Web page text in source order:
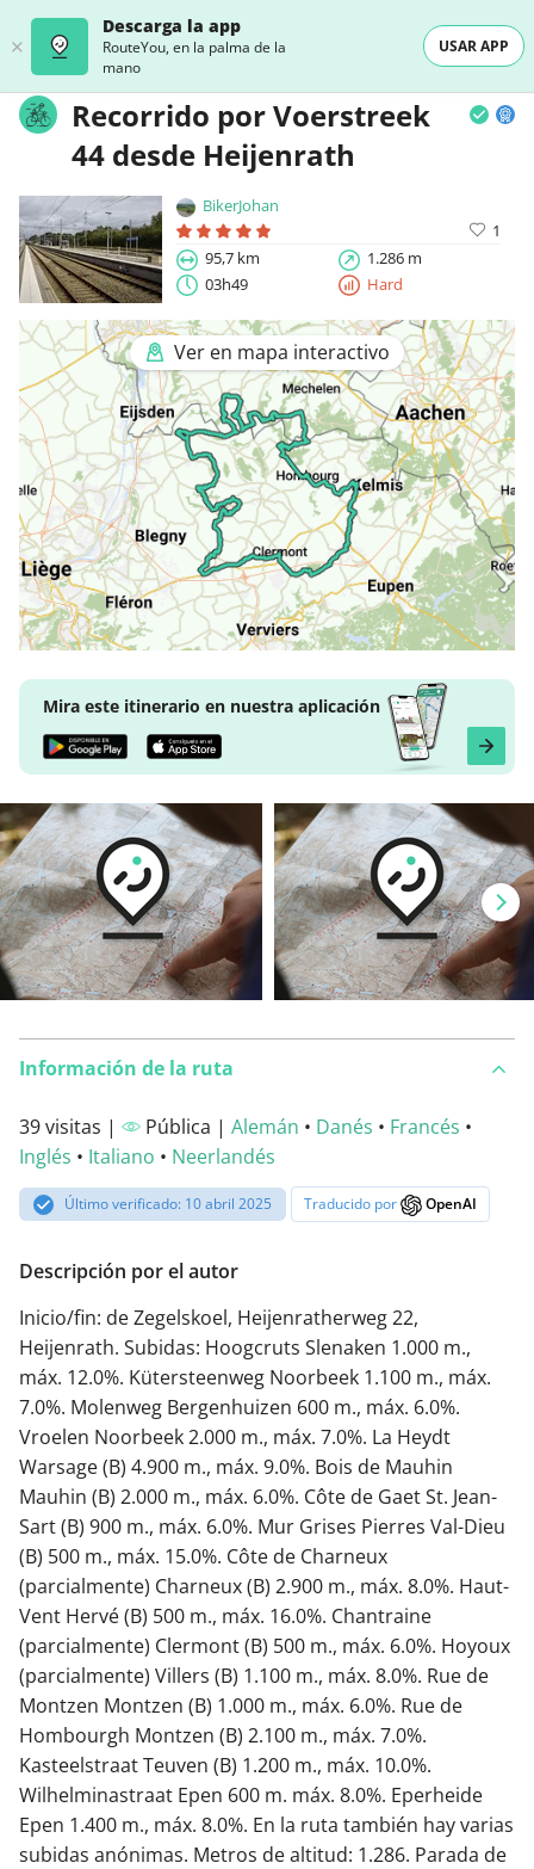
Descarga la app
RouteYou, en la palma de la
mano
USAR APP
Recorrido por Voerstreek
44 desde Heijenrath
BikerJohan
1
95,7 km
1.286 m
03h49
Hard
Ver en mapa interactivo
Mira este itinerario en nuestra aplicación
Información de la ruta
39 visitas | Pública | Alemán • Danés • Francés •
Inglés • Italiano • Neerlandés
Último verificado: 10 abril 2025 Traducido por OpenAI
Descripción por el autor
Inicio/fin: de Zegelskoel, Heijenratherweg 22,
Heijenrath. Subidas: Hoogcruts Slenaken 1.000 m.,
máx. 12.0%. Kütersteenweg Noorbeek 1.100 m., máx.
7.0%. Molenweg Bergenhuizen 600 m., máx. 6.0%.
Vroelen Noorbeek 2.000 m., máx. 7.0%. La Heydt
Warsage (B) 4.900 m., máx. 9.0%. Bois de Mauhin
Mauhin (B) 2.000 m., máx. 6.0%. Côte de Gaet St. Jean-
Sart (B) 900 m., máx. 6.0%. Mur Grises Pierres Val-Dieu
(B) 500 m., máx. 15.0%. Côte de Charneux
(parcialmente) Charneux (B) 2.900 m., máx. 8.0%. Haut-
Vent Hervé (B) 500 m., máx. 16.0%. Chantraine
(parcialmente) Clermont (B) 500 m., máx. 6.0%. Hoyoux
(parcialmente) Villers (B) 1.100 m., máx. 8.0%. Rue de
Montzen Montzen (B) 1.000 m., máx. 6.0%. Rue de
Hombourgh Montzen (B) 2.100 m., máx. 7.0%.
Kasteelstraat Teuven (B) 1.200 m., máx. 10.0%.
Wilhelminastraat Epen 600 m. máx. 8.0%. Eperheide
Epen 1.400 m., máx. 8.0%. En la ruta también hay varias
subidas anónimas. Metros de altitud: 1.286. Parada de